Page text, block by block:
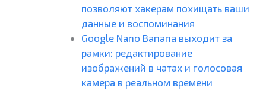
позволяют хакерам похищать ваши
данные и воспоминания
Google Nano Banana выходит за
рамки: редактирование
изображений в чатах и голосовая
камера в реальном времени